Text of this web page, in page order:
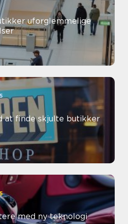
uforglemmelige
at finde skjulte butikker
med ny teknologi